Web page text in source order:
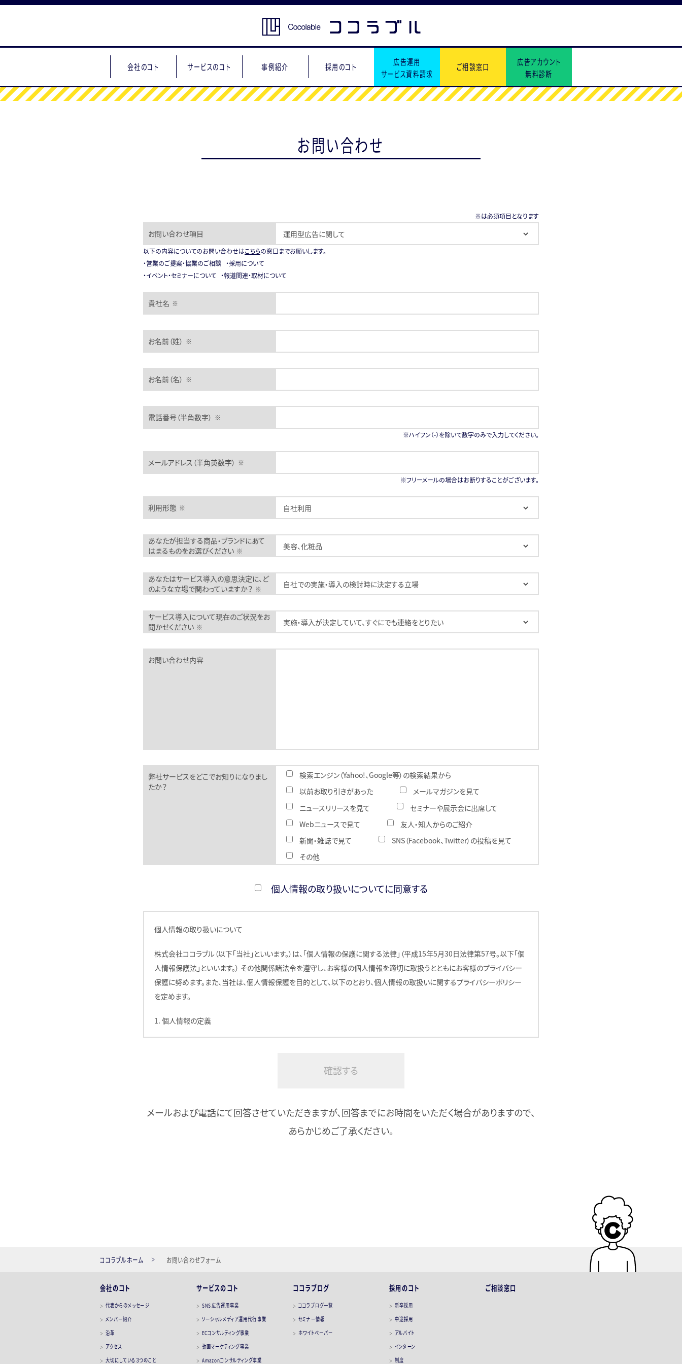
会社のコト サービスのコト 事例紹介 採用のコト
広告運用
サービス資料請求
ご相談窓口
広告アカウント
無料診断
お問い合わせ
※は必須項目となります
お問い合わせ項目
以下の内容についてのお問い合わせはこちらの窓口までお願いします。
・営業のご提案・協業のご相談 ・採用について
・イベント・セミナーについて ・報道関連・取材について
貴社名 ※
お名前（姓） ※
お名前（名） ※
電話番号（半角数字） ※
※ハイフン（-）を除いて数字のみで入力してください。
メールアドレス（半角英数字） ※
※フリーメールの場合はお断りすることがございます。
利用形態 ※
あなたが担当する商品・ブランドにあて
はまるものをお選びください ※
あなたはサービス導入の意思決定に、ど
のような立場で関わっていますか？ ※
サービス導入について現在のご状況をお
聞かせください ※
お問い合わせ内容
弊社サービスをどこでお知りになりまし
たか？
検索エンジン（Yahoo!、Google等）の検索結果から
以前お取り引きがあった
メールマガジンを見て
ニュースリリースを見て
セミナーや展示会に出席して
Webニュースで見て
友人・知人からのご紹介
新聞・雑誌で見て
SNS（Facebook、Twitter）の投稿を見て
その他
個人情報の取り扱いについてに同意する
個人情報の取り扱いについて
株式会社ココラブル（以下「当社」といいます。）は、「個人情報の保護に関する法律」（平成15年5月30日法律第57号。以下「個
人情報保護法」といいます。） その他関係諸法令を遵守し、お客様の個人情報を適切に取扱うとともにお客様のプライバシー
保護に努めます。また、当社は、個人情報保護を目的として、以下のとおり、個人情報の取扱いに関するプライバシーポリシー
を定めます。
1. 個人情報の定義
2. クッキー・IPアドレス情報・携帯識別番号の扱いについて
きないため、当社では個人情報とは認識しておりません。ただし、当該情報が個人情報と一体となって使用される場合には、当
することができなくとも、クッキー・IPアドレス情報および携帯識別番号（固体識別番号）を利用する場合には、その目的と方
・契約の締結
・請求及び支払
・問い合わせや要望の受付及び回答
・統計的なデータ（個人を識別できないデータをいいます。）を作成するため
・各種サービス・各種セミナー等のご案内のため
・就職セミナーのご案内、採用可否の判断のため
メールおよび電話にて回答させていただきますが、回答までにお時間をいただく場合がありますので、
あらかじめご了承ください。
ココラブルホーム お問い合わせフォーム
会社のコト
代表からのメッセージ
メンバー紹介
沿革
アクセス
大切にしている３つのこと
サービスのコト
SNS広告運用事業
ソーシャルメディア運用代行事業
ECコンサルティング事業
動画マーケティング事業
Amazonコンサルティング事業
ココラブログ
ココラブログ一覧
セミナー情報
ホワイトペーパー
採用のコト
新卒採用
中途採用
アルバイト
インターン
制度
ご相談窓口